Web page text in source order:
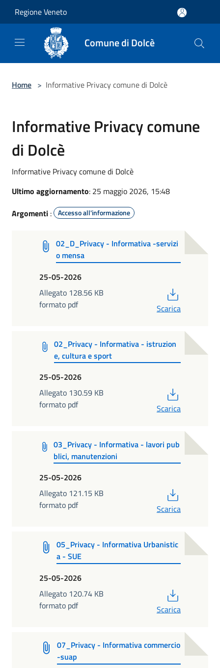
Regione Veneto
Comune di Dolcè
Home > Informative Privacy comune di Dolcè
Informative Privacy comune
di Dolcè
Informative Privacy comune di Dolcè
Ultimo aggiornamento: 25 maggio 2026, 15:48
Argomenti : Accesso all'informazione
02_D_Privacy - Informativa -servizi
o mensa
25-05-2026
Allegato 128.56 KB
formato pdf
Scarica
02_Privacy - Informativa - istruzion
e, cultura e sport
25-05-2026
Allegato 130.59 KB
formato pdf
Scarica
03_Privacy - Informativa - lavori pub
blici, manutenzioni
25-05-2026
Allegato 121.15 KB
formato pdf
Scarica
05_Privacy - Informativa Urbanistic
a - SUE
25-05-2026
Allegato 120.74 KB
formato pdf
Scarica
07_Privacy - Informativa commercio
-suap